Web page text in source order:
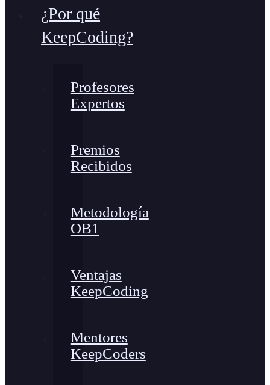
¿Por qué
KeepCoding?
Profesores
Expertos
Premios
Recibidos
Metodología
OB1
Ventajas
KeepCoding
Mentores
KeepCoders